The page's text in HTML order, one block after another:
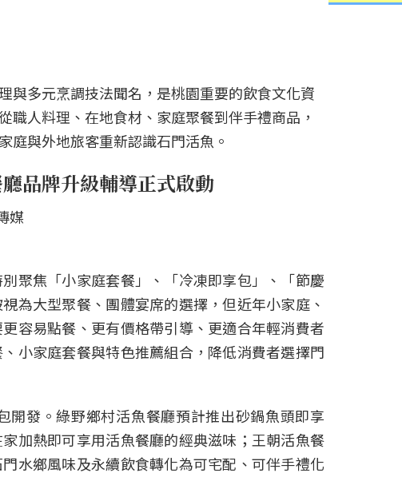
與多元烹調技法聞名，是桃園重要的飲食文化資
人料理、在地食材、家庭聚餐到伴手禮商品，
庭與外地旅客重新認識石門活魚。
品牌升級輔導正式啟動
聚焦「小家庭套餐」、「冷凍即享包」、「節慶
為大型聚餐、團體宴席的選擇，但近年小家庭、
容易點餐、更有價格帶引導、更適合年輕消費者
小家庭套餐與特色推薦組合，降低消費者選擇門
發。綠野鄉村活魚餐廳預計推出砂鍋魚頭即享
加熱即可享用活魚餐廳的經典滋味；王朝活魚餐
水鄉風味及永續飲食轉化為可宅配、可伴手禮化